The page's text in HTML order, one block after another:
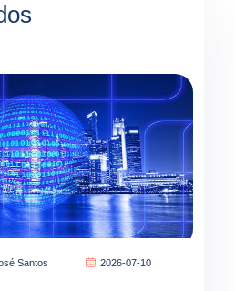
Santos 2026-07-10